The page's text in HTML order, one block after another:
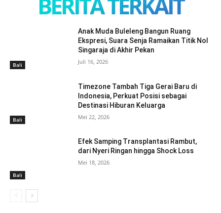
Bali
Anak Muda Buleleng Bangun Ruang
Ekspresi, Suara Senja Ramaikan Titik Nol
Singaraja di Akhir Pekan
Juli 16, 2026
Bali
Timezone Tambah Tiga Gerai Baru di
Indonesia, Perkuat Posisi sebagai
Destinasi Hiburan Keluarga
Mei 22, 2026
Bali
Efek Samping Transplantasi Rambut,
dari Nyeri Ringan hingga Shock Loss
Mei 18, 2026